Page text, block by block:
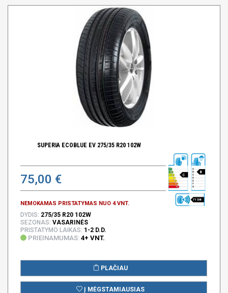
SUPERIA ECOBLUE EV 275/35 R20 102W
75,00 €
NEMOKAMAS PRISTATYMAS NUO 4 VNT.
C
B
71 DB
DYDIS: 275/35 R20 102W
SEZONAS: VASARINĖS
PRISTATYMO LAIKAS: 1-2 D.D.
PRIEINAMUMAS: 4+ VNT.
PLAČIAU
Į MĖGSTAMIAUSIAS